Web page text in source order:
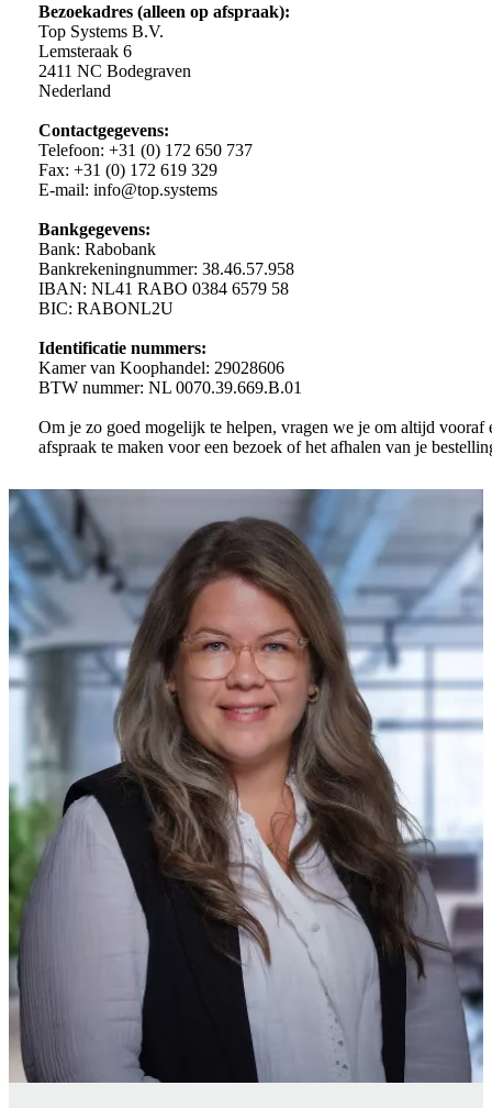
Bezoekadres (alleen op afspraak):
Top Systems B.V.
Lemsteraak 6
2411 NC Bodegraven
Nederland
Contactgegevens:
Telefoon: +31 (0) 172 650 737
Fax: +31 (0) 172 619 329
E-mail: info@top.systems
Bankgegevens:
Bank: Rabobank
Bankrekeningnummer: 38.46.57.958
IBAN: NL41 RABO 0384 6579 58
BIC: RABONL2U
Identificatie nummers:
Kamer van Koophandel: 29028606
BTW nummer: NL 0070.39.669.B.01
Om je zo goed mogelijk te helpen, vragen we je om altijd vooraf
afspraak te maken voor een bezoek of het afhalen van je